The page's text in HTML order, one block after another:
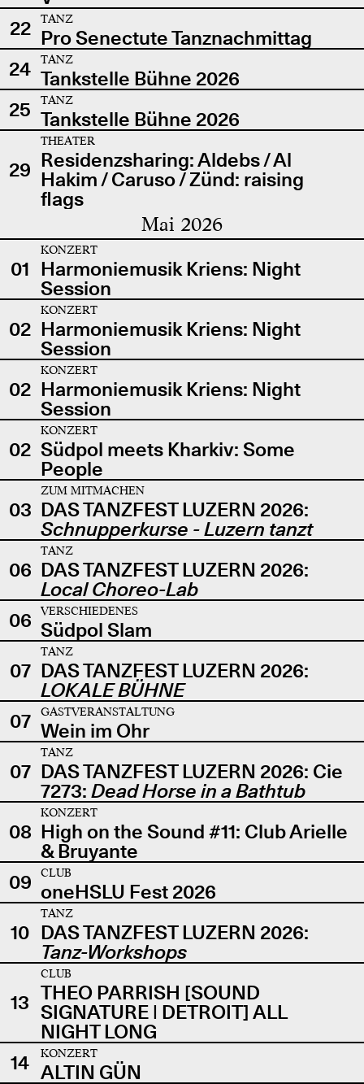
22
TANZ
Pro Senectute Tanznachmittag
24
TANZ
Tankstelle Bühne 2026
25
TANZ
Tankstelle Bühne 2026
29
THEATER
Residenzsharing: Aldebs / Al
Hakim / Caruso / Zünd: raising
flags
Mai 2026
01
KONZERT
Harmoniemusik Kriens: Night
Session
02
KONZERT
Harmoniemusik Kriens: Night
Session
02
KONZERT
Harmoniemusik Kriens: Night
Session
02
KONZERT
Südpol meets Kharkiv: Some
People
03
ZUM MITMACHEN
DAS TANZFEST LUZERN 2026:
Schnupperkurse - Luzern tanzt
06
TANZ
DAS TANZFEST LUZERN 2026:
Local Choreo-Lab
06
VERSCHIEDENES
Südpol Slam
07
TANZ
DAS TANZFEST LUZERN 2026:
LOKALE BÜHNE
07
GASTVERANSTALTUNG
Wein im Ohr
07
TANZ
DAS TANZFEST LUZERN 2026: Cie
7273: Dead Horse in a Bathtub
08
KONZERT
High on the Sound #11: Club Arielle
& Bruyante
09
CLUB
oneHSLU Fest 2026
10
TANZ
DAS TANZFEST LUZERN 2026:
Tanz-Workshops
13
CLUB
THEO PARRISH [SOUND
SIGNATURE | DETROIT] ALL
NIGHT LONG
14
KONZERT
ALTIN GÜN